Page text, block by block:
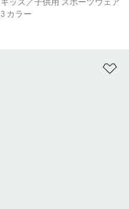
キッズ／子供用 スポーツウェア
3 カラー